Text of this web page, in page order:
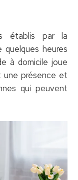
établis par la
heures
à domicile joue
une présence et
qui peuvent